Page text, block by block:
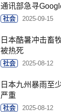
通讯部急寻
社会 2025-09-15
日本酷暑冲击畜
被热死
社会 2025-08-12
日本九州暴雨至
严重
社会 2025-08-12